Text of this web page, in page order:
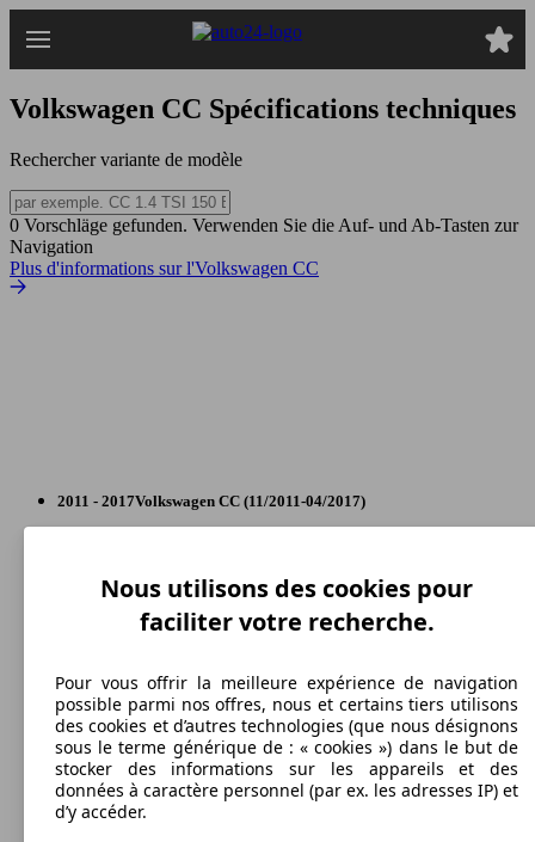
au
Volkswagen CC Spécifications techniques
Rechercher variante de modèle
0 Vorschläge gefunden. Verwenden Sie die Auf- und Ab-Tasten zur
Navigation
Plus d'informations sur l'Volkswagen CC
2011 - 2017Volkswagen CC (11/2011-04/2017)
Puissance:
103 - 221 KW (140 - 300 PS)
Sièges:
5
Capacité de remorquage:
740 - 2100 kg
Afficher les variantes
Nous utilisons des cookies pour
faciliter votre recherche.
Pour vous offrir la meilleure expérience de navigation
possible parmi nos offres, nous et certains tiers utilisons
des cookies et d’autres technologies (que nous désignons
sous le terme générique de : « cookies ») dans le but de
stocker des informations sur les appareils et des
données à caractère personnel (par ex. les adresses IP) et
d’y accéder.